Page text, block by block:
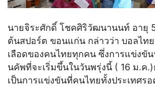
นายจิระศักดิ์ โชคศิริวัฒนานนท์ อายุ
ต้นสปอร์ต ขอนแก่น กล่าวว่า บอลไท
เลือดของคนไทยทุกคน ซึ่งการแข่งขัน
นคัพที่จะเริ่มขึ้นในวันพรุ่งนี้ ( 16 ม.ค
เป็นการแข่งขันที่คนไทยทั้งประเทศร